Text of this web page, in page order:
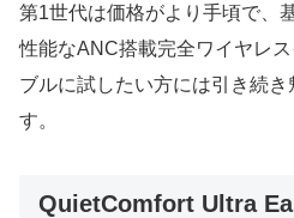
第1世代は価格がより手頃で、
性能なANC搭載完全ワイヤレ
ブルに試したい方には引き続き
す。
QuietComfort Ultra